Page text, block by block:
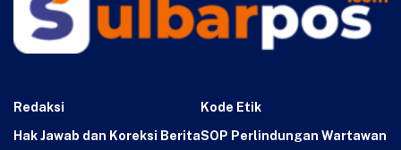
Redaksi
Kode Etik
Hak Jawab dan Koreksi BeritaSOP Perlindungan Wartawan